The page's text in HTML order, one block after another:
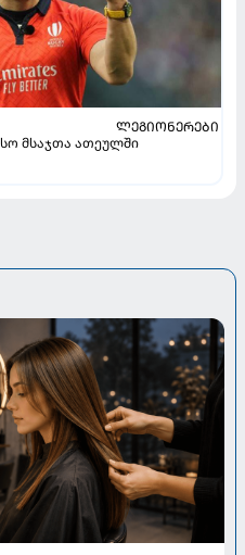
ᲚᲔᲒᲘᲝᲜᲔᲠᲔᲑᲘ
მსაჯთა ათეულში